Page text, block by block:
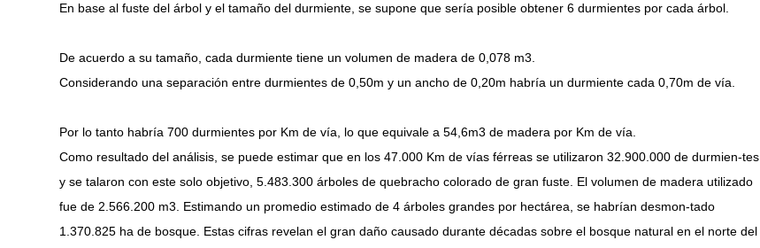
En base al fuste del árbol y el tamaño del durmiente, se supone que sería posible obtener 6 durmientes por cada árbol.
De acuerdo a su tamaño, cada durmiente tiene un volumen de madera de 0,078 m3.
Considerando una separación entre durmientes de 0,50m y un ancho de 0,20m habría un durmiente cada 0,70m de vía.
Por lo tanto habría 700 durmientes por Km de vía, lo que equivale a 54,6m3 de madera por Km de vía.
Como resultado del análisis, se puede estimar que en los 47.000 Km de vías férreas se utilizaron 32.900.000 de durmien-tes
y se talaron con este solo objetivo, 5.483.300 árboles de quebracho colorado de gran fuste. El volumen de madera utilizado
fue de 2.566.200 m3. Estimando un promedio estimado de 4 árboles grandes por hectárea, se habrían desmon-tado
1.370.825 ha de bosque. Estas cifras revelan el gran daño causado durante décadas sobre el bosque natural en el norte del